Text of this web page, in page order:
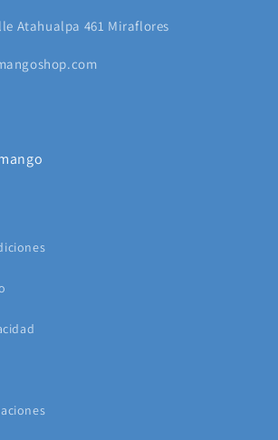
Atahualpa 461 Miraflores